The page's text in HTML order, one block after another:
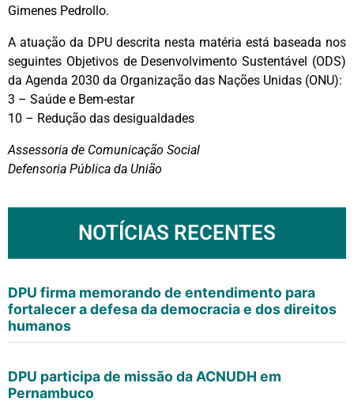
Gimenes Pedrollo.
A atuação da DPU descrita nesta matéria está baseada nos
seguintes Objetivos de Desenvolvimento Sustentável (ODS)
da Agenda 2030 da Organização das Nações Unidas (ONU):
3 – Saúde e Bem-estar
10 – Redução das desigualdades
Assessoria de Comunicação Social
Defensoria Pública da União
NOTÍCIAS RECENTES
DPU firma memorando de entendimento para
fortalecer a defesa da democracia e dos direitos
humanos
DPU participa de missão da ACNUDH em
Pernambuco